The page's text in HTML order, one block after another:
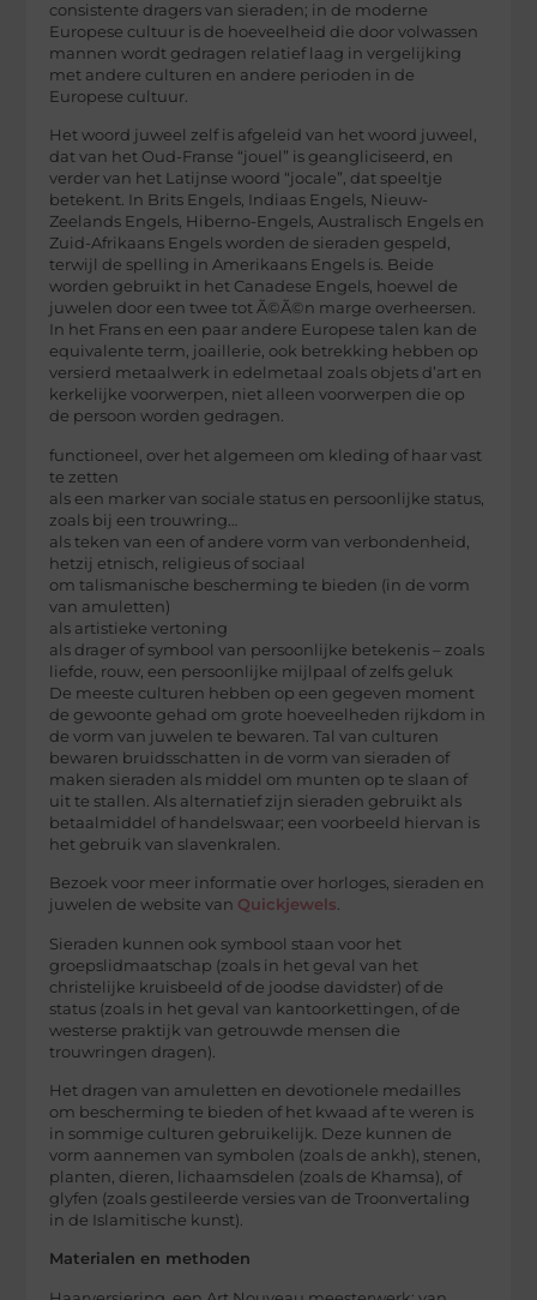
consistente dragers van sieraden; in de moderne
Europese cultuur is de hoeveelheid die door volwassen
mannen wordt gedragen relatief laag in vergelijking
met andere culturen en andere perioden in de
Europese cultuur.
Het woord juweel zelf is afgeleid van het woord juweel,
dat van het Oud-Franse “jouel” is geangliciseerd, en
verder van het Latijnse woord “jocale”, dat speeltje
betekent. In Brits Engels, Indiaas Engels, Nieuw-
Zeelands Engels, Hiberno-Engels, Australisch Engels en
Zuid-Afrikaans Engels worden de sieraden gespeld,
terwijl de spelling in Amerikaans Engels is. Beide
worden gebruikt in het Canadese Engels, hoewel de
juwelen door een twee tot Ã©Ã©n marge overheersen.
In het Frans en een paar andere Europese talen kan de
equivalente term, joaillerie, ook betrekking hebben op
versierd metaalwerk in edelmetaal zoals objets d’art en
kerkelijke voorwerpen, niet alleen voorwerpen die op
de persoon worden gedragen.
functioneel, over het algemeen om kleding of haar vast
te zetten
als een marker van sociale status en persoonlijke status,
zoals bij een trouwring…
als teken van een of andere vorm van verbondenheid,
hetzij etnisch, religieus of sociaal
om talismanische bescherming te bieden (in de vorm
van amuletten)
als artistieke vertoning
als drager of symbool van persoonlijke betekenis – zoals
liefde, rouw, een persoonlijke mijlpaal of zelfs geluk
De meeste culturen hebben op een gegeven moment
de gewoonte gehad om grote hoeveelheden rijkdom in
de vorm van juwelen te bewaren. Tal van culturen
bewaren bruidsschatten in de vorm van sieraden of
maken sieraden als middel om munten op te slaan of
uit te stallen. Als alternatief zijn sieraden gebruikt als
betaalmiddel of handelswaar; een voorbeeld hiervan is
het gebruik van slavenkralen.
Bezoek voor meer informatie over horloges, sieraden en
juwelen de website van Quickjewels.
Sieraden kunnen ook symbool staan voor het
groepslidmaatschap (zoals in het geval van het
christelijke kruisbeeld of de joodse davidster) of de
status (zoals in het geval van kantoorkettingen, of de
westerse praktijk van getrouwde mensen die
trouwringen dragen).
Het dragen van amuletten en devotionele medailles
om bescherming te bieden of het kwaad af te weren is
in sommige culturen gebruikelijk. Deze kunnen de
vorm aannemen van symbolen (zoals de ankh), stenen,
planten, dieren, lichaamsdelen (zoals de Khamsa), of
glyfen (zoals gestileerde versies van de Troonvertaling
in de Islamitische kunst).
Materialen en methoden